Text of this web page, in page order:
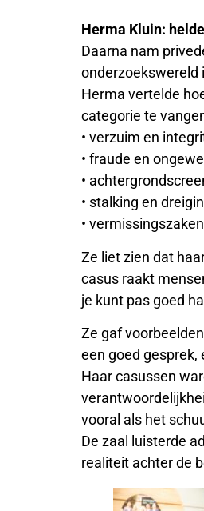
Herma Kluin:
Daarna nam
onderzoekswereld
Herma vertelde
categorie te
• verzuim en
• fraude en
•
• stalking en
•
Ze liet zien dat
casus raakt
je kunt pas goed
Ze gaf
een goed
Haar casussen
vooral als het
De zaal luisterde
realiteit achter de